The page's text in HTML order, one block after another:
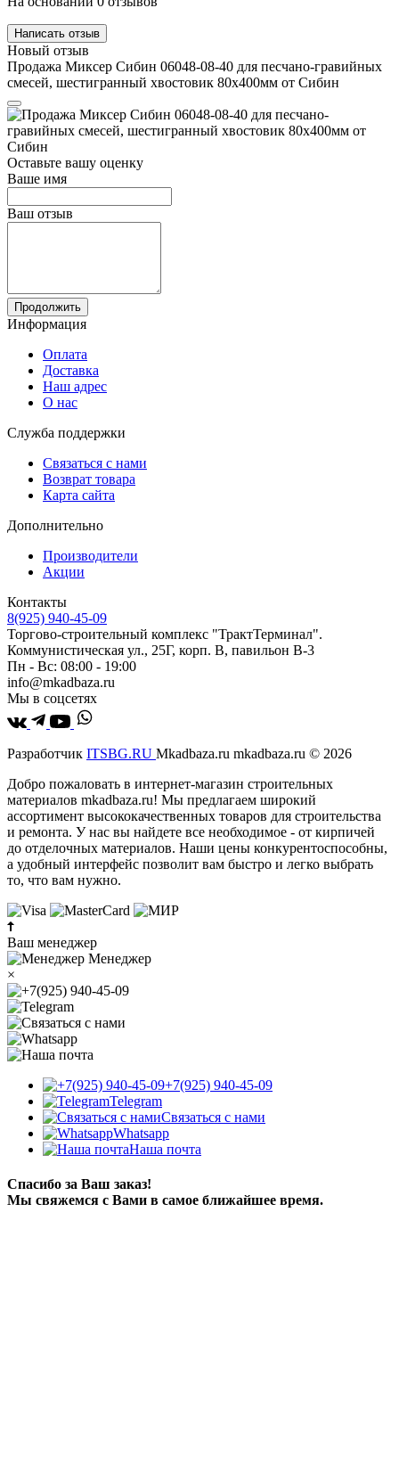
Написать отзыв
Новый отзыв
Продажа Миксер Сибин 06048-08-40 для песчано-гравийных
смесей, шестигранный хвостовик 80х400мм от Сибин
Оставьте вашу оценку
Ваше имя
Ваш отзыв
Продолжить
Информация
Оплата
Доставка
Наш адрес
О нас
Служба поддержки
Связаться с нами
Возврат товара
Карта сайта
Дополнительно
Производители
Акции
Контакты
8(925) 940-45-09
Торгово-строительный комплекс "ТрактТерминал".
Коммунистическая ул., 25Г, корп. В, павильон В-3
Пн - Вс: 08:00 - 19:00
info@mkadbaza.ru
Мы в соцсетях
Разработчик ITSBG.RU Mkadbaza.ru mkadbaza.ru © 2026
Добро пожаловать в интернет-магазин строительных
материалов mkadbaza.ru! Мы предлагаем широкий
ассортимент высококачественных товаров для строительства
и ремонта. У нас вы найдете все необходимое - от кирпичей
до отделочных материалов. Наши цены конкурентоспособны,
а удобный интерфейс позволит вам быстро и легко выбрать
то, что вам нужно.
Ваш менеджер
Менеджер
×
+7(925) 940-45-09
Telegram
Связаться с нами
Whatsapp
Наша почта
Спасибо за Ваш заказ!
Мы свяжемся с Вами в самое ближайшее время.